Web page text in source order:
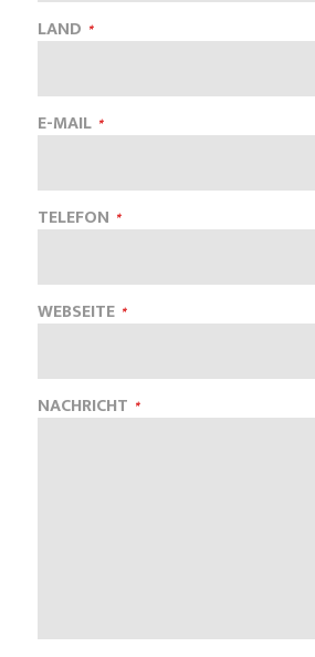
LAND
E-MAIL
TELEFON
WEBSEITE
NACHRICHT